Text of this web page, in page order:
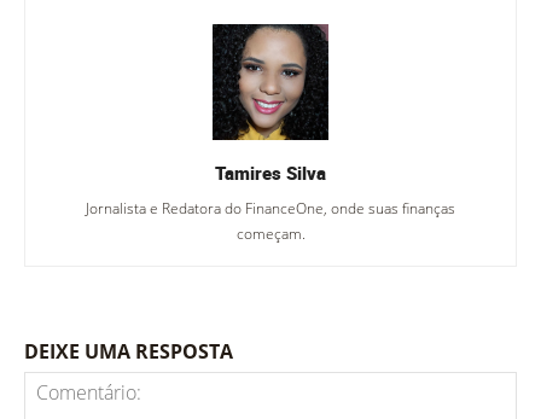
Tamires Silva
Jornalista e Redatora do FinanceOne, onde suas finanças
começam.
DEIXE UMA RESPOSTA